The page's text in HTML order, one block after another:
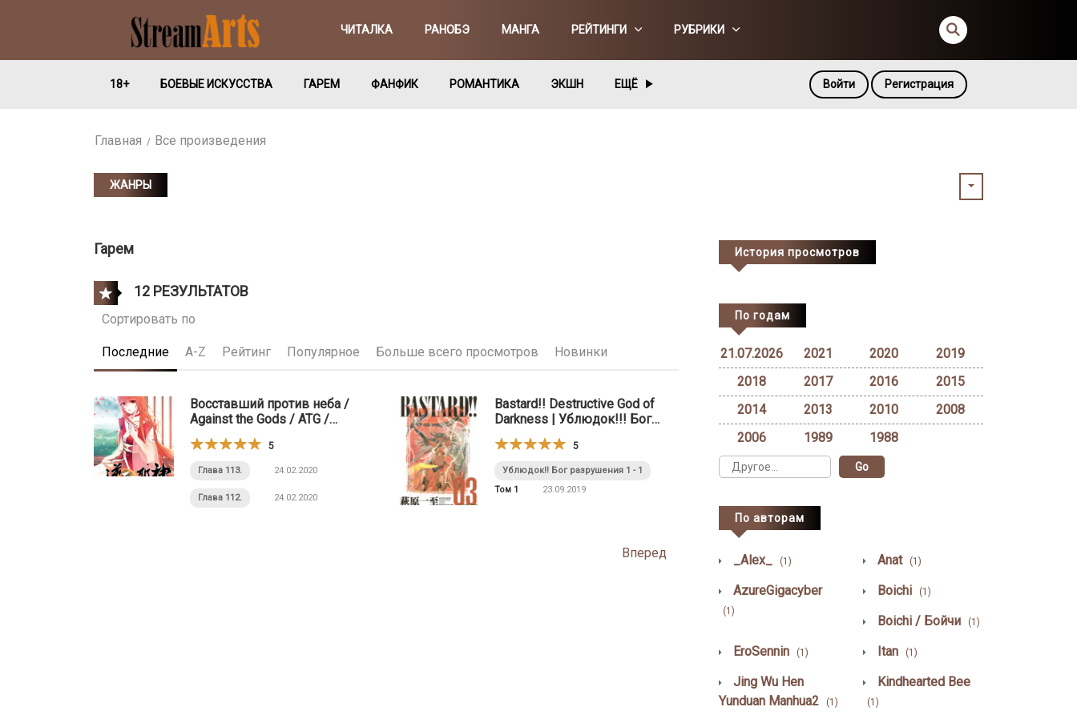
ЧИТАЛКА РАНОБЭ МАНГА РЕЙТИНГИ РУБРИКИ
18+ БОЕВЫЕ ИСКУССТВА ГАРЕМ ФАНФИК РОМАНТИКА ЭКШН ЕЩЁ Войти Регистрация
Главная Все произведения
ЖАНРЫ
Гарем
12 РЕЗУЛЬТАТОВ
Сортировать по
Последние A-Z Рейтинг Популярное Больше всего просмотров Новинки
Восставший против неба /
Against the Gods / ATG /
Heaven Defying Evil God
5
Глава 113. 24.02.2020
Глава 112. 24.02.2020
Bastard!! Destructive God of
Darkness | Ублюдок!!! Бог
разрушения
5
Ублюдок!! Бог разрушения 1 - 1
Том 1
23.09.2019
Вперед
История просмотров
По годам
21.07.2026 2021 2020
2019
2018
2017 2016
2015
2014
2013 2010
2008
2006
1989 1988
По авторам
_Alex_ (1) Anat (1)
AzureGigacyber
(1)
Boichi (1)
Boichi / Бойчи (1)
EroSennin (1) Itan (1)
Jing Wu Hen
Yunduan Manhua2
(1)
Kindhearted Bee
(1)